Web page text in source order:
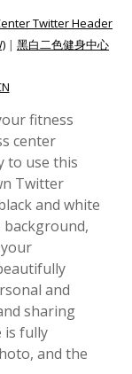
Twitter Header
| 黑白二色健身中心
fitness
center
to use this
Twitter
and white
and
sharing
is fully
and the